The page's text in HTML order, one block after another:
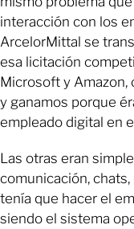
interacción con los
ArcelorMittal se
esa licitación
Microsoft y Amazon,
y ganamos porque
empleado digital en
Las otras eran
comunicación,
tenía que hacer el
siendo el sistema